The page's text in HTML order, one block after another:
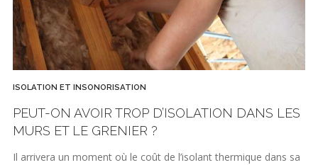
ISOLATION ET INSONORISATION
PEUT-ON AVOIR TROP D’ISOLATION DANS LES
MURS ET LE GRENIER ?
Il arrivera un moment où le coût de l’isolant thermique dans sa